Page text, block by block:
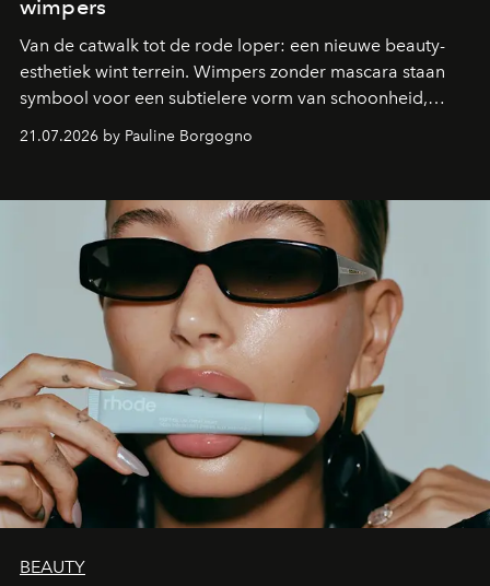
wimpers
Van de catwalk tot de rode loper: een nieuwe beauty-
esthetiek wint terrein. Wimpers zonder mascara staan
symbool voor een subtielere vorm van schoonheid,
waarin zelfvertrouwen belangrijker is dan een overvloed
aan make-up.
21.07.2026 by Pauline Borgogno
BEAUTY